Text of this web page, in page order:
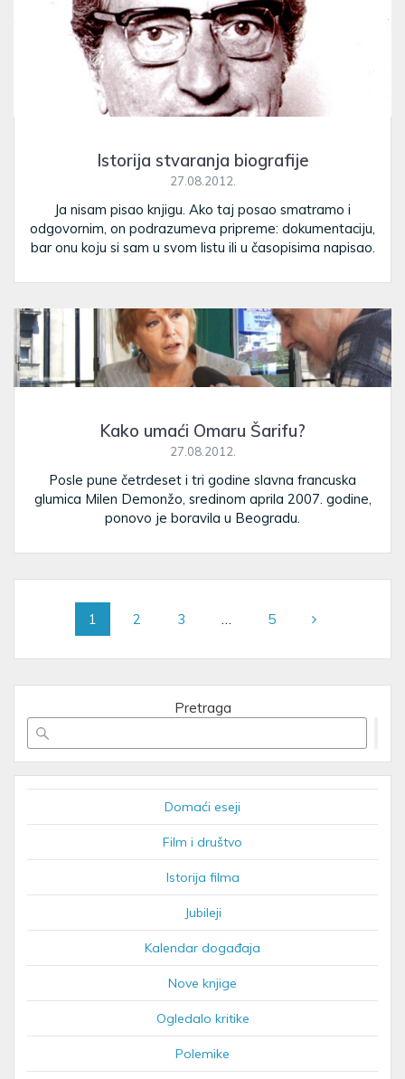
Istorija stvaranja biografije
27.08.2012.
Ja nisam pisao knjigu. Ako taj posao smatramo i
odgovornim, on podrazumeva pripreme: dokumentaciju,
bar onu koju si sam u svom listu ili u časopisima napisao.
Kako umaći Omaru Šarifu?
27.08.2012.
Posle pune četrdeset i tri godine slavna francuska
glumica Milen Demonžo, sredinom aprila 2007. godine,
ponovo je boravila u Beogradu.
Posts
navigation
Page
1 Page
2 Page
3 … Page
5
Pretraga
Domaći eseji
Film i društvo
Istorija filma
Jubileji
Kalendar događaja
Nove knjige
Ogledalo kritike
Polemike